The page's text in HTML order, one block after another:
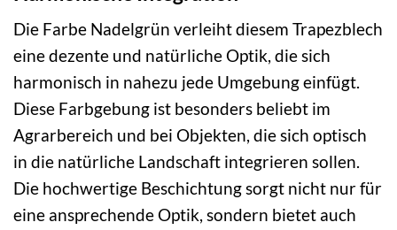
Die Farbe Nadelgrün verleiht diesem Trapezblech
eine dezente und natürliche Optik, die sich
harmonisch in nahezu jede Umgebung einfügt.
Diese Farbgebung ist besonders beliebt im
Agrarbereich und bei Objekten, die sich optisch
in die natürliche Landschaft integrieren sollen.
Die hochwertige Beschichtung sorgt nicht nur für
eine ansprechende Optik, sondern bietet auch